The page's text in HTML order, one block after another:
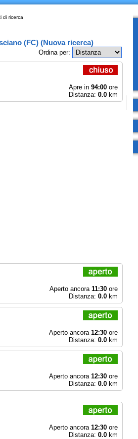
di ricerca
(FC) (Nuova ricerca)
Ordina per:
Apre in 94:00ore
Distanza: 0.0km
Aperto ancora 11:30ore
Distanza: 0.0km
Aperto ancora 12:30ore
Distanza: 0.0km
Aperto ancora 12:30ore
Distanza: 0.0km
Aperto ancora 12:30ore
Distanza: 0.0km